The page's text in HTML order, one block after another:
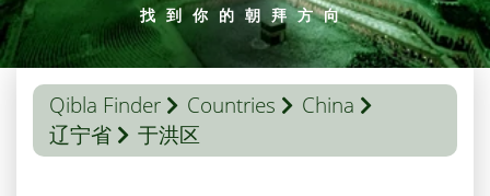
找到你的朝拜方向
Qibla Finder Countries
China
辽宁省
于洪区